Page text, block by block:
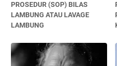
PROSEDUR (SOP) BILAS
LAMBUNG ATAU LAVAGE
LAMBUNG